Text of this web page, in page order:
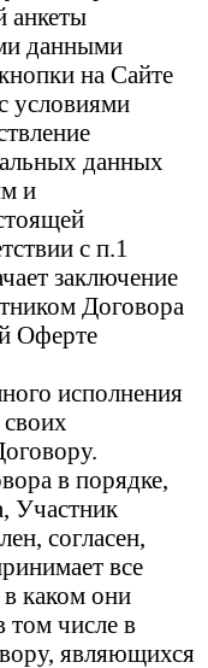
анкеты
данными
на Сайте
условиями
данных
и
с п.1
заключение
Договора
Оферте
исполнения
в порядке,
Участник
согласен,
все
каком они
том числе в
являющихся